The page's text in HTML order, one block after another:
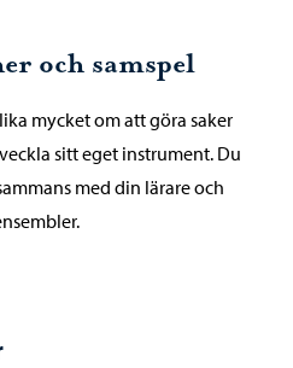
och samspel
mycket om att göra saker
sitt eget instrument. Du
med din lärare och